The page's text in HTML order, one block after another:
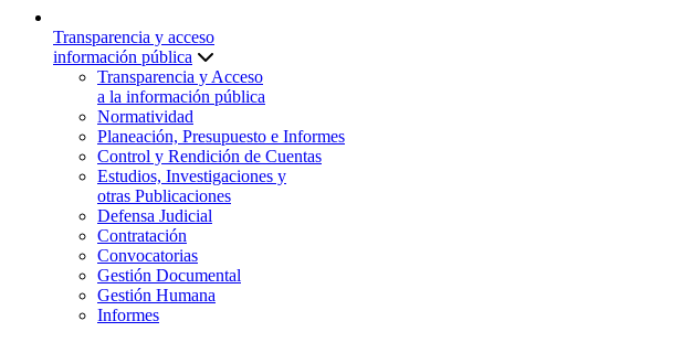
Transparencia y acceso
información pública
Transparencia y Acceso
a la información pública
Normatividad
Planeación, Presupuesto e Informes
Control y Rendición de Cuentas
Estudios, Investigaciones y
otras Publicaciones
Defensa Judicial
Contratación
Convocatorias
Gestión Documental
Gestión Humana
Informes